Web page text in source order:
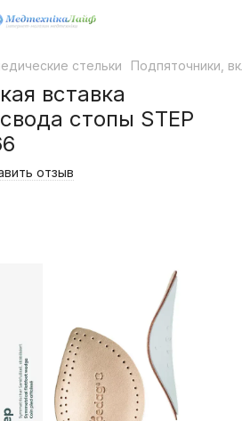
стельки Подпяточники,
вставка
стопы STEP
отзыв